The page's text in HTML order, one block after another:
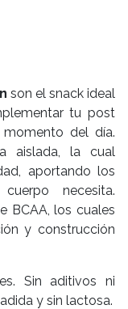
son el snack ideal
tu post
del día.
aislada, la cual
aportando los
necesita.
BCAA, los cuales
y construcción
Sin aditivos ni
y sin lactosa.